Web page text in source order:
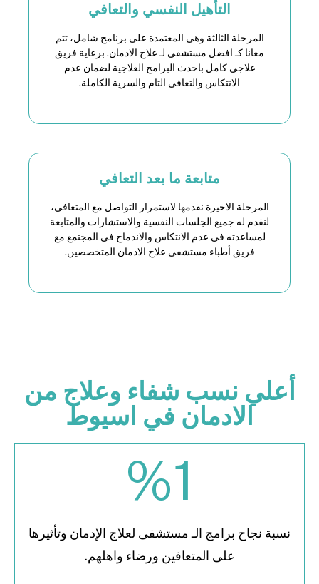
التأهيل النفسي والتعافي
المرحلة الثالثة وهي المعتمدة على برنامج شامل، تتم
معانا كـ افضل مستشفى لـ علاج الادمان. برعاية فريق
علاجي كامل باحدث البرامج العلاجية لضمان عدم
الانتكاس والتعافي التام والسرية الكاملة.
متابعة ما بعد التعافي
المرحلة الاخيرة نقدمها لاستمرار التواصل مع المتعافي،
لنقدم له جميع الجلسات النفسية والاستشارات والمتابعة
لمساعدته في عدم الانتكاس والاندماج في المجتمع مع
فريق أطباء مستشفى علاج الادمان المتخصصين.
أعلي نسب شفاء وعلاج من
الادمان في اسيوط
1
%
نسبة نجاح برامج الـ مستشفى لعلاج الإدمان وتأثيرها
على المتعافين ورضاء واهلهم.